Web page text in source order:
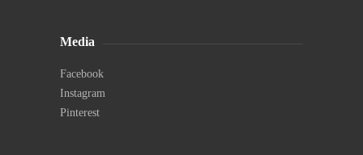
Media
Facebook
Instagram
Pinterest